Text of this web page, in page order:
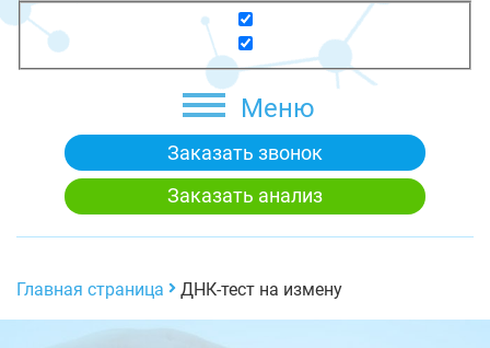
Меню
Заказать звонок
Заказать анализ
Главная страница ДНК-тест на измену